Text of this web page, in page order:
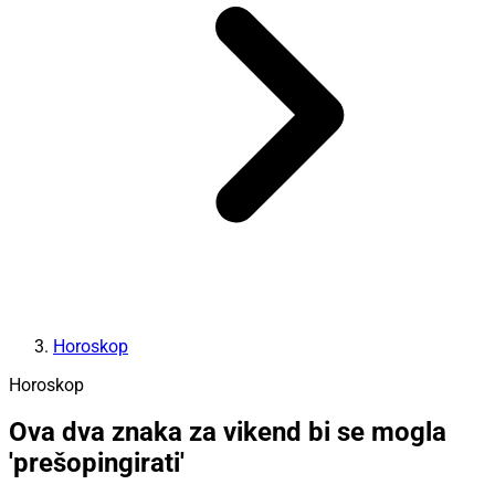
Horoskop
Horoskop
Ova dva znaka za vikend bi se mogla
'prešopingirati'